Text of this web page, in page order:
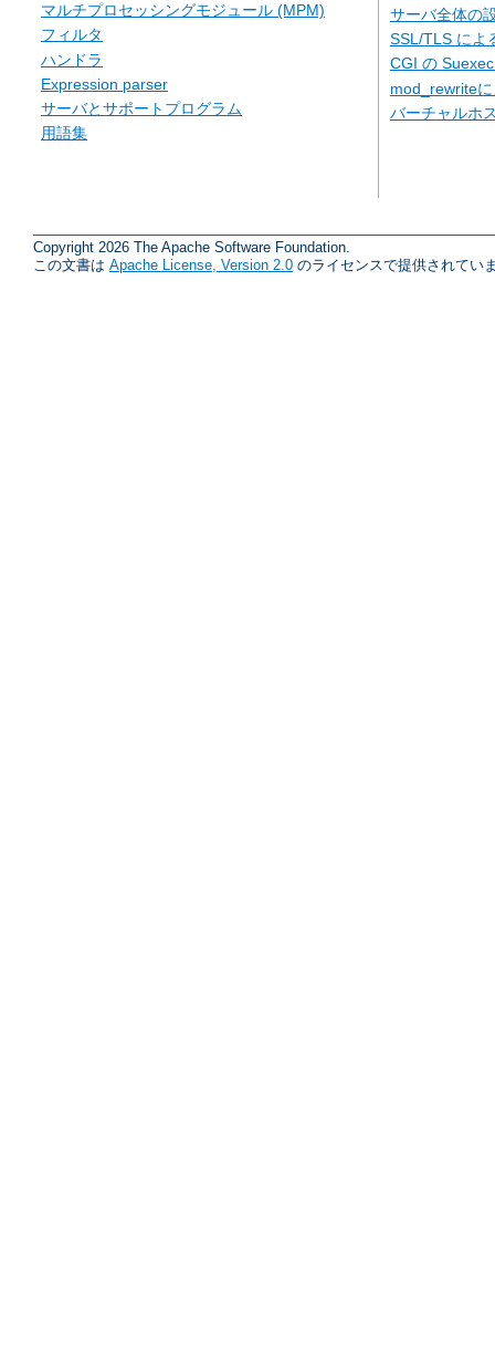
マルチプロセッシングモジュール (MPM)
フィルタ
ハンドラ
Expression parser
サーバとサポートプログラム
用語集
サーバ全体の
SSL/TLS によ
CGI の
mod_rewrite
バーチャルホ
Copyright 2026 The Apache Software Foundation.
この文書は Apache License, Version 2.0 のライセンスで提供されてい